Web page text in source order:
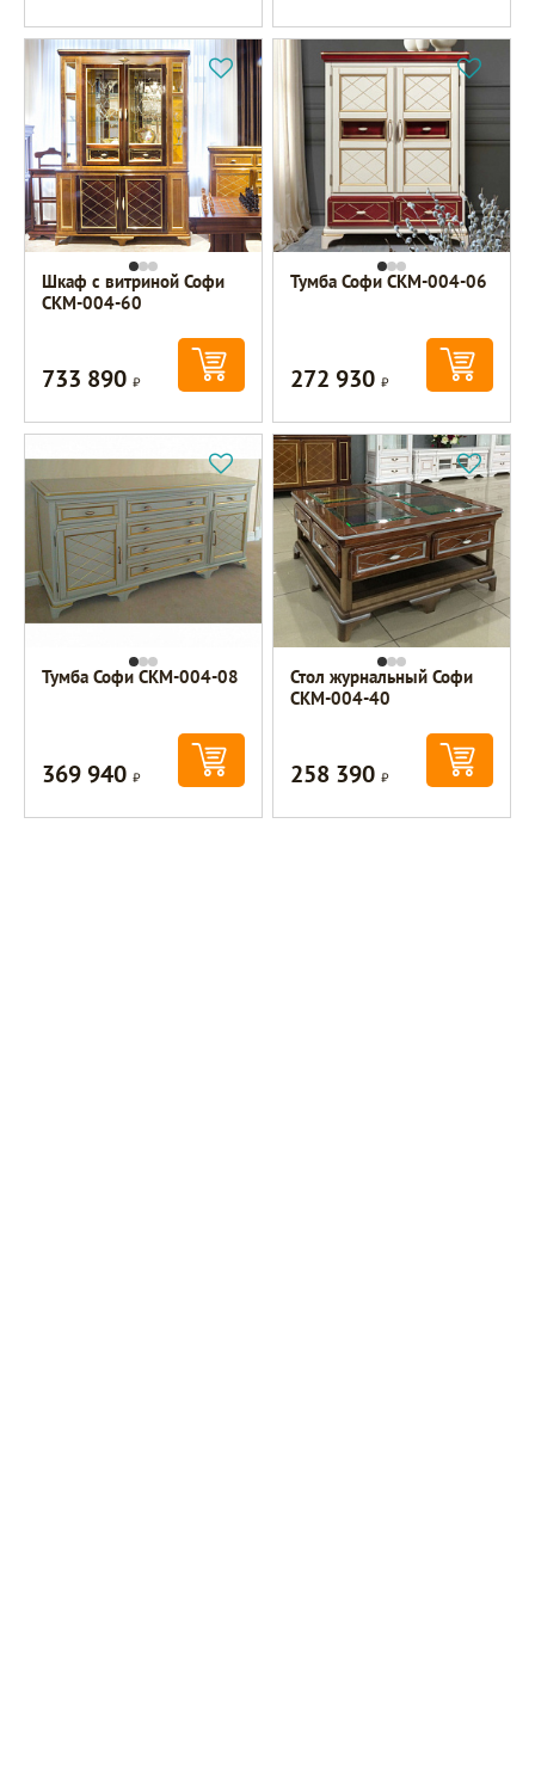
Шкаф с витриной Софи
СКМ-004-60
733 890Р
Тумба Софи СКМ-004-06
272 930Р
Тумба Софи СКМ-004-08
369 940Р
Стол журнальный Софи
СКМ-004-40
258 390Р